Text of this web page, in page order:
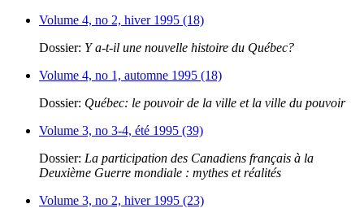
Volume 4, no 2, hiver 1995 (18)
Dossier: Y a-t-il une nouvelle histoire du Québec?
Volume 4, no 1, automne 1995 (18)
Dossier: Québec: le pouvoir de la ville et la ville du pouvoir
Volume 3, no 3-4, été 1995 (39)
Dossier: La participation des Canadiens français à la
Deuxième Guerre mondiale : mythes et réalités
Volume 3, no 2, hiver 1995 (23)